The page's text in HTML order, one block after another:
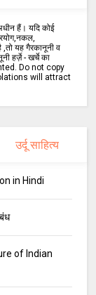
हैं। यदि कोई
यह गैरकानूनी व
हर्ज़े - खर्चे का
Do not copy
will attract
उर्दू साहित्य
in Hindi
of Indian